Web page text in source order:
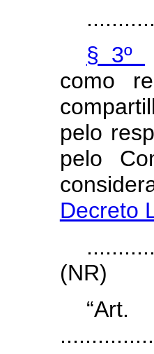
§ 3º
como
pelo
pelo
Decreto
(NR)